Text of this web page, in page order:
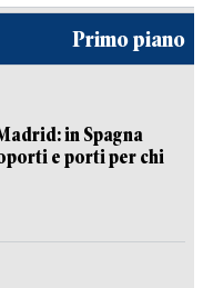
Primo piano
in Spagna
e porti per chi